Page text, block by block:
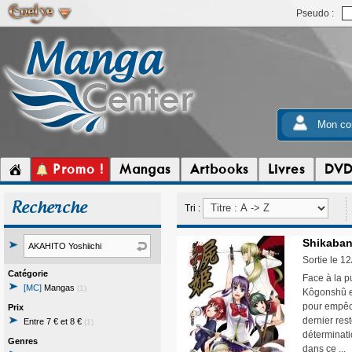
Pseudo :
Mon
Promo ! Mangas Artbooks Livres DVD
Recherche
Catégorie
[MC] Mangas (1)
Prix
Entre 7 € et 8 € (1)
Genres
Tri :
Sortie le
Face à la
Kôgonshû
pour
dernier
dans ce ...